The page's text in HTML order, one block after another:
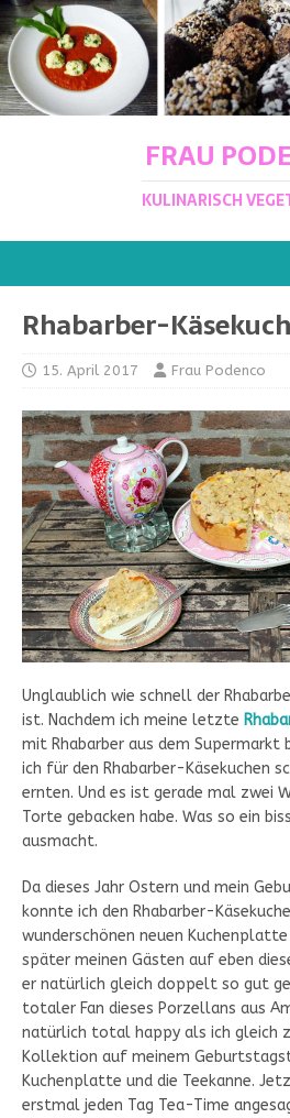
FRAU
KULINARISCH
Rhabarber-
15. April 2017 Frau Podenco
Unglaublich wie schnell der
ist. Nachdem ich meine letzte
mit Rhabarber aus dem Supermarkt
ich für den Rhabarber-Käsekuchen
ernten. Und es ist gerade mal zwei
Torte gebacken habe. Was so ein
ausmacht.
Da dieses Jahr Ostern und mein
konnte ich den Rhabarber-
wunderschönen neuen
später meinen Gästen auf eben
er natürlich gleich doppelt so gut
totaler Fan dieses Porzellans aus
natürlich total happy als ich gleich
Kollektion auf meinem
Kuchenplatte und die Teekanne.
erstmal jeden Tag Tea-Time